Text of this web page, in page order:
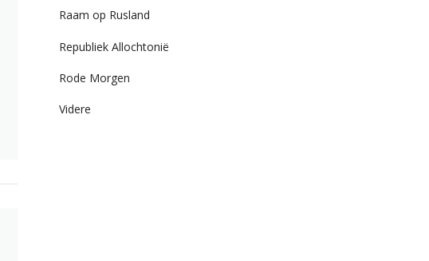
Raam op Rusland
Republiek Allochtonië
Rode Morgen
Videre